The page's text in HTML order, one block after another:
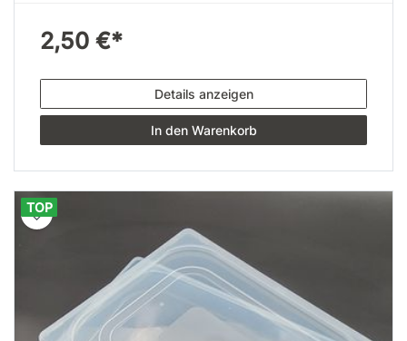
2,50 €*
Details anzeigen
In den Warenkorb
TOP